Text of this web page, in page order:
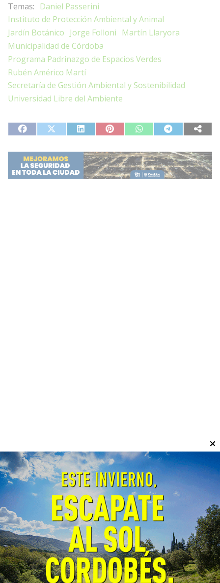
Daniel Passerini
Instituto de Protección Ambiental y Animal
Jardín Botánico Jorge Folloni Martín Llaryora
Municipalidad de Córdoba
Programa Padrinazgo de Espacios Verdes
Rubén Américo Martí
Secretaría de Gestión Ambiental y Sostenibilidad
Universidad Libre del Ambiente